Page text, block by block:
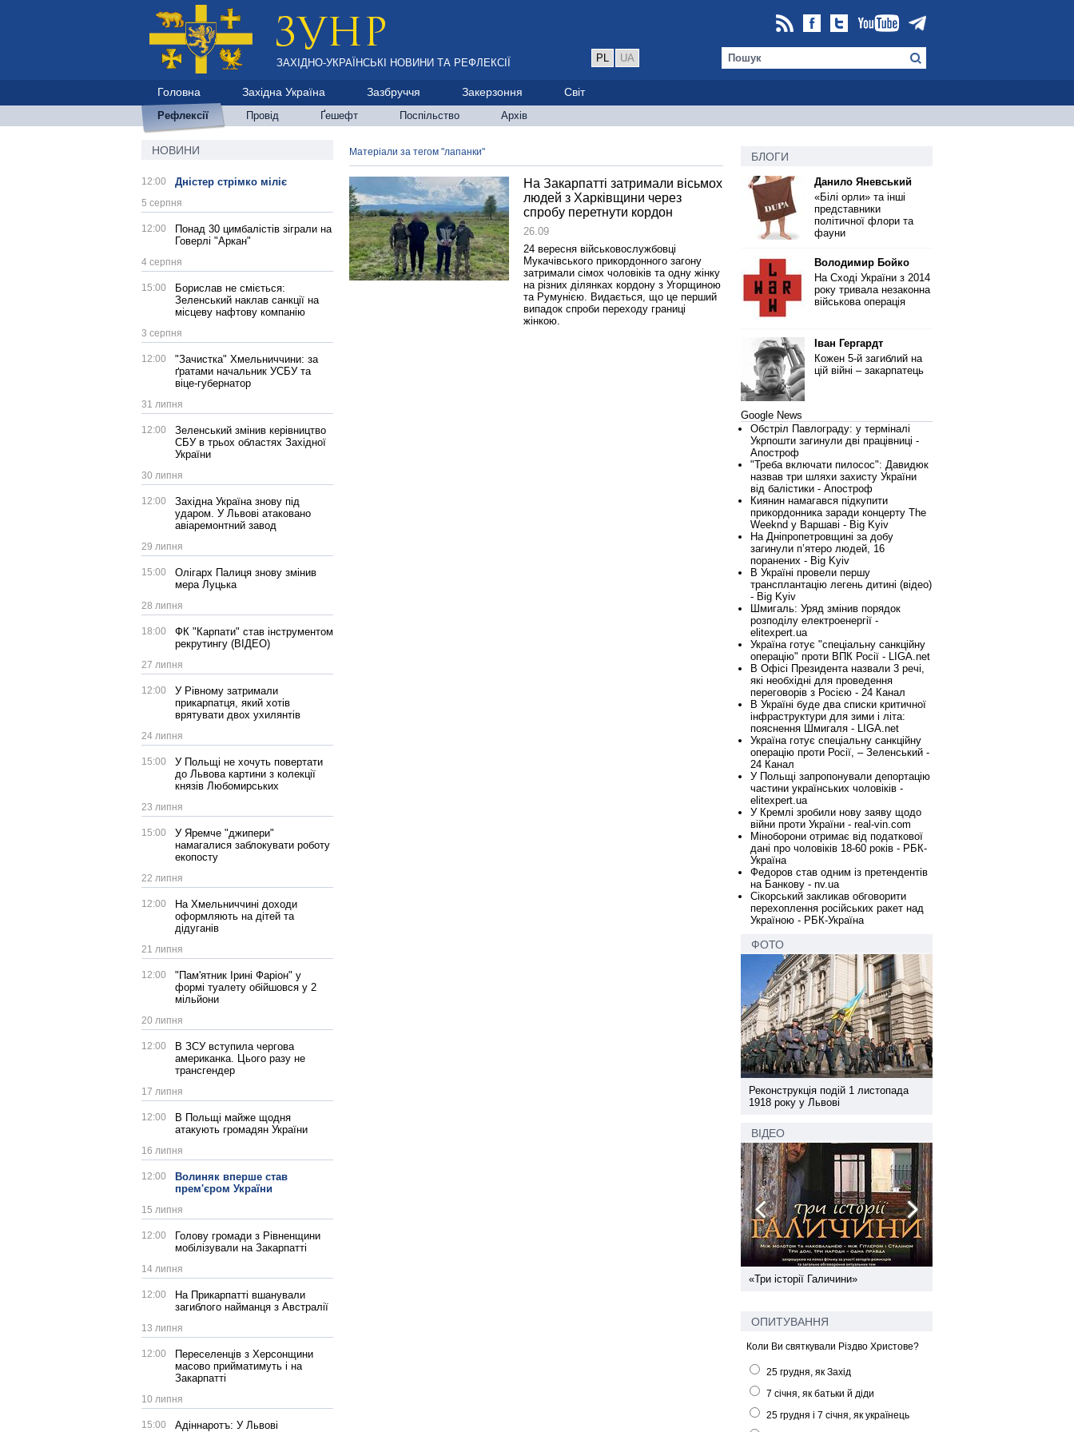
ЗАХІДНО-УКРАЇНСЬКІ НОВИНИ ТА РЕФЛЕКСІЇ PL UA
Головна Західна Україна Зазбруччя Закерзоння Світ
Рефлексії Провід Ґешефт Поспільство Архів
НОВИНИ
12:00 Дністер стрімко міліє
5 серпня
12:00
Понад 30 цимбалістів зіграли на
Говерлі "Аркан"
4 серпня
15:00
Борислав не сміється:
Зеленський наклав санкції на
місцеву нафтову компанію
3 серпня
12:00
"Зачистка" Хмельниччини: за
ґратами начальник УСБУ та
віце-губернатор
31 липня
12:00
Зеленський змінив керівництво
СБУ в трьох областях Західної
України
30 липня
12:00
Західна Україна знову під
ударом. У Львові атаковано
авіаремонтний завод
29 липня
15:00
Олігарх Палиця знову змінив
мера Луцька
28 липня
18:00
ФК "Карпати" став інструментом
рекрутингу (ВІДЕО)
27 липня
12:00
У Рівному затримали
прикарпатця, який хотів
врятувати двох ухилянтів
24 липня
15:00
У Польщі не хочуть повертати
до Львова картини з колекції
князів Любомирських
23 липня
15:00
У Яремче "джипери"
намагалися заблокувати роботу
екопосту
22 липня
12:00
На Хмельниччині доходи
оформляють на дітей та
дідуганів
21 липня
12:00
"Пам'ятник Ірині Фаріон" у
формі туалету обійшовся у 2
мільйони
20 липня
12:00
В ЗСУ вступила чергова
американка. Цього разу не
трансгендер
17 липня
12:00
В Польщі майже щодня
атакують громадян України
16 липня
12:00
Волиняк вперше став
прем'єром України
15 липня
12:00
Голову громади з Рівненщини
мобілізували на Закарпатті
14 липня
12:00
На Прикарпатті вшанували
загиблого найманця з Австралії
13 липня
12:00
Переселенців з Херсонщини
масово прийматимуть і на
Закарпатті
10 липня
15:00
Адіннаротъ: У Львові
Матеріали за тегом "лапанки"
На Закарпатті затримали вісьмох
людей з Харківщини через
спробу перетнути кордон
26.09
24 вересня військовослужбовці
Мукачівського прикордонного загону
затримали сімох чоловіків та одну жінку
на різних ділянках кордону з Угорщиною
та Румунією. Видається, що це перший
випадок спроби переходу границі
жінкою.
БЛОГИ
Данило Яневський
«Білі орли» та інші
представники
політичної флори та
фауни
Володимир Бойко
На Сході України з 2014
року тривала незаконна
військова операція
Іван Гергардт
Кожен 5-й загиблий на
цій війні – закарпатець
Google News
Обстріл Павлограду: у терміналі
Укрпошти загинули дві працівниці -
Апостроф
"Треба включати пилосос": Давидюк
назвав три шляхи захисту України
від балістики - Апостроф
Киянин намагався підкупити
прикордонника заради концерту The
Weeknd у Варшаві - Big Kyiv
На Дніпропетровщині за добу
загинули п’ятеро людей, 16
поранених - Big Kyiv
В Україні провели першу
трансплантацію легень дитині (відео)
- Big Kyiv
Шмигаль: Уряд змінив порядок
розподілу електроенергії -
elitexpert.ua
Україна готує "спеціальну санкційну
операцію" проти ВПК Росії - LIGA.net
В Офісі Президента назвали 3 речі,
які необхідні для проведення
переговорів з Росією - 24 Канал
В Україні буде два списки критичної
інфраструктури для зими і літа:
пояснення Шмигаля - LIGA.net
Україна готує спеціальну санкційну
операцію проти Росії, – Зеленський -
24 Канал
У Польщі запропонували депортацію
частини українських чоловіків -
elitexpert.ua
У Кремлі зробили нову заяву щодо
війни проти України - real-vin.com
Міноборони отримає від податкової
дані про чоловіків 18-60 років - РБК-
Україна
Федоров став одним із претендентів
на Банкову - nv.ua
Сікорський закликав обговорити
перехоплення російських ракет над
Україною - РБК-Україна
ФОТО
Реконструкція подій 1 листопада
1918 року у Львові
ВІДЕО
«Три історії Галичини»
ОПИТУВАННЯ
Коли Ви святкували Різдво Христове?
25 грудня, як Захід
7 січня, як батьки й діди
25 грудня і 7 січня, як українець